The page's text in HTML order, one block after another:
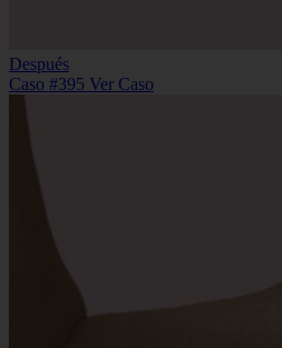
Después
Caso #395 Ver Caso